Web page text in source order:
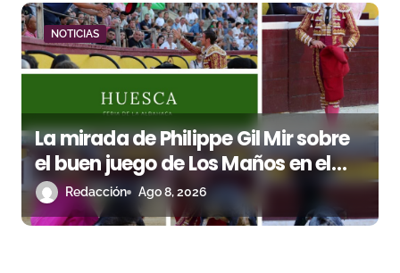
NOTICIAS
La mirada de Philippe Gil Mir sobre
el buen juego de Los Maños en el
arranque de Huesca
Redacción Ago 8, 2026